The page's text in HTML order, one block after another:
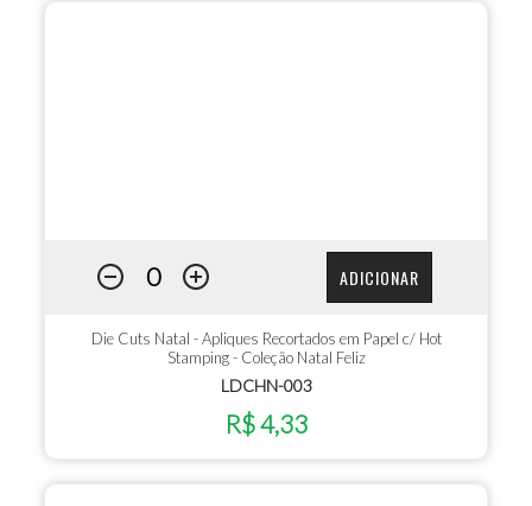
ADICIONAR
Die Cuts Natal - Apliques Recortados em Papel c/ Hot
Stamping - Coleção Natal Feliz
LDCHN-003
R$ 4,33